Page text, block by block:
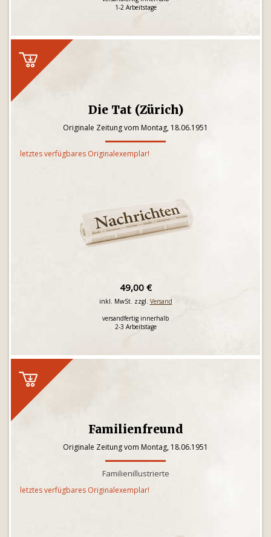
1-2 Arbeitstage
Die Tat (Zürich)
Originale Zeitung vom Montag, 18.06.1951
letztes verfügbares Originalexemplar!
49,00 €
inkl. MwSt. zzgl. Versand
versandfertig innerhalb
2-3 Arbeitstage
Familienfreund
Originale Zeitung vom Montag, 18.06.1951
Familienillustrierte
letztes verfügbares Originalexemplar!